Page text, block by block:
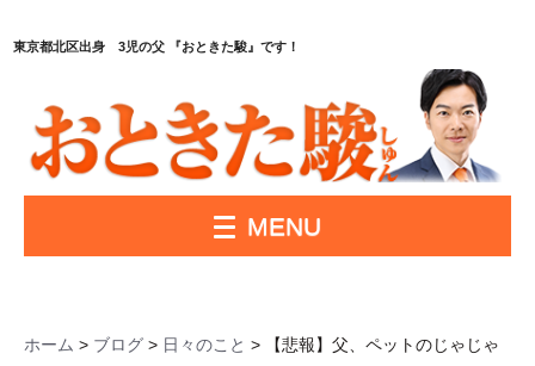
東京都北区出身 3児の父 『おときた駿』です！
MENU
ホーム > ブログ > 日々のこと > 【悲報】父、ペットのじゃじゃ